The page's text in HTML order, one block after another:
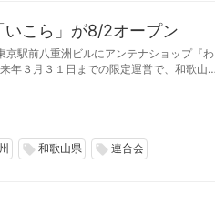
いこら」が8/2オープン
駅前八重洲ビルにアンテナショップ『わ
年３月３１日までの限定運営で、和歌山
local_offer 和歌山県 local_offer 連合会